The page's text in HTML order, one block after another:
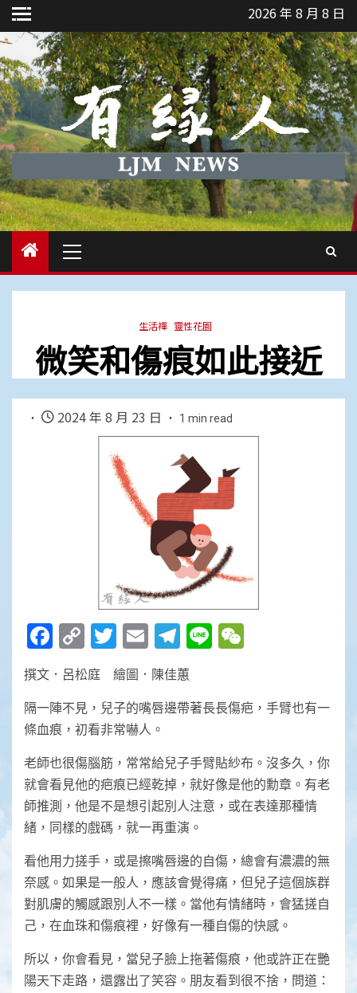
Skip
to
content
2026 年 8 月 8 日
Menu
生活禪 靈性花園
微笑和傷痕如此接近
2024 年 8 月 23 日 1 min read
Facebook
Copy
Link
Twitter
EmailTelegram
Line
撰文．呂松庭 繪圖．陳佳蕙
隔一陣不見，兒子的嘴唇邊帶著長長傷疤，手臂也有一
條血痕，初看非常嚇人。
老師也很傷腦筋，常常給兒子手臂貼紗布。沒多久，你
就會看見他的疤痕已經乾掉，就好像是他的勳章。有老
師推測，他是不是想引起別人注意，或在表達那種情
緒，同樣的戲碼，就一再重演。
看他用力搓手，或是擦嘴唇邊的自傷，總會有濃濃的無
奈感。如果是一般人，應該會覺得痛，但兒子這個族群
對肌膚的觸感跟別人不一樣。當他有情緒時，會猛搓自
己，在血珠和傷痕裡，好像有一種自傷的快感。
所以，你會看見，當兒子臉上拖著傷痕，他或許正在艷
陽天下走路，還露出了笑容。朋友看到很不捨，問道：